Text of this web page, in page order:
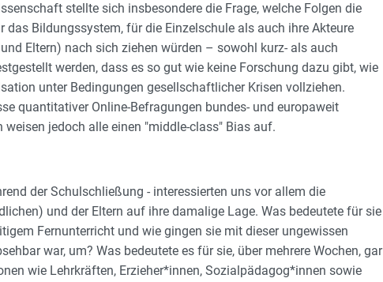
stellte sich insbesondere die Frage, welche Folgen die
Bildungssystem, für die Einzelschule als auch ihre Akteure
Eltern) nach sich ziehen würden – sowohl kurz- als auch
werden, dass es so gut wie keine Forschung dazu gibt, wie
unter Bedingungen gesellschaftlicher Krisen vollziehen.
quantitativer Online-Befragungen bundes- und europaweit
jedoch alle einen "middle-class" Bias auf.
der Schulschließung - interessierten uns vor allem die
und der Eltern auf ihre damalige Lage. Was bedeutete für sie
Fernunterricht und wie gingen sie mit dieser ungewissen
war, um? Was bedeutete es für sie, über mehrere Wochen, gar
wie Lehrkräften, Erzieher*innen, Sozialpädagog*innen sowie